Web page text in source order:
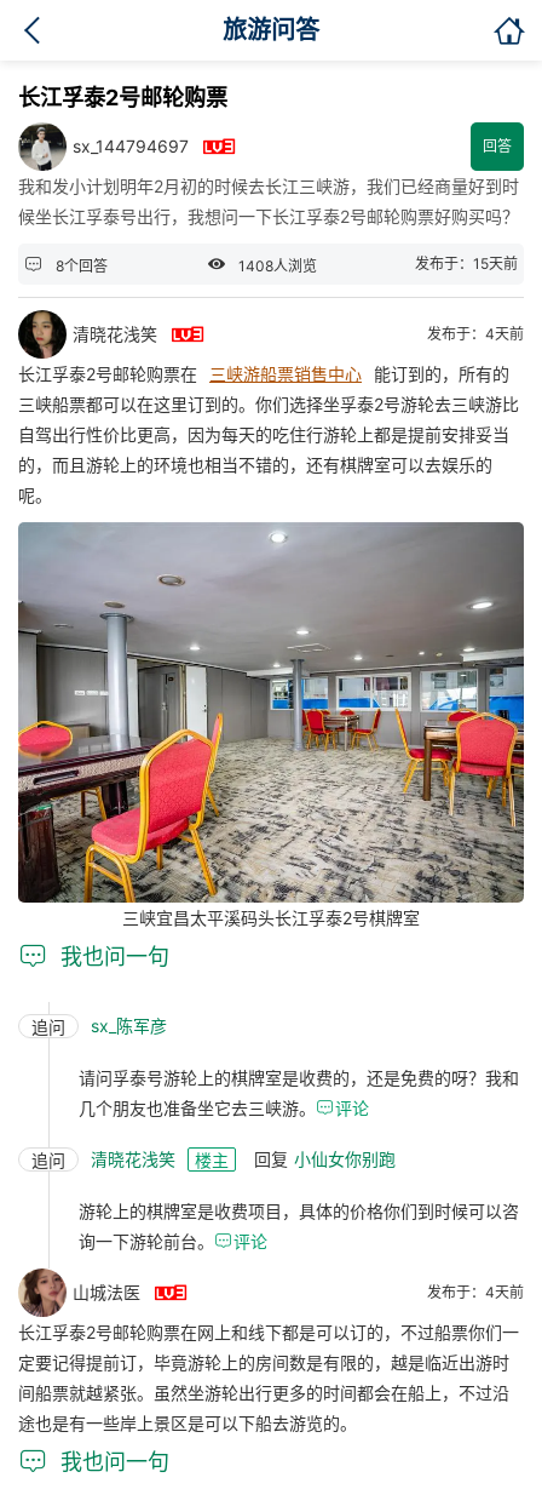
旅游问答 
长江孚泰2号邮轮购票
sx_144794697  回答
我和发小计划明年2月初的时候去长江三峡游，我们已经商量好到时
候坐长江孚泰号出行，我想问一下长江孚泰2号邮轮购票好购买吗？
 8个回答  1408人浏览 发布于：15天前
清晓花浅笑  发布于：4天前
长江孚泰2号邮轮购票在 三峡游船票销售中心
能订到的，所有的
三峡船票都可以在这里订到的。你们选择坐孚泰2号游轮去三峡游比
自驾出行性价比更高，因为每天的吃住行游轮上都是提前安排妥当
的，而且游轮上的环境也相当不错的，还有棋牌室可以去娱乐的
呢。
三峡宜昌太平溪码头长江孚泰2号棋牌室
 我也问一句
追问 sx_陈军彦
请问孚泰号游轮上的棋牌室是收费的，还是免费的呀？我和
几个朋友也准备坐它去三峡游。 评论
追问 清晓花浅笑 楼主 回复 小仙女你别跑
游轮上的棋牌室是收费项目，具体的价格你们到时候可以咨
询一下游轮前台。 评论
山城法医  发布于：4天前
长江孚泰2号邮轮购票在网上和线下都是可以订的，不过船票你们一
定要记得提前订，毕竟游轮上的房间数是有限的，越是临近出游时
间船票就越紧张。虽然坐游轮出行更多的时间都会在船上，不过沿
途也是有一些岸上景区是可以下船去游览的。
 我也问一句